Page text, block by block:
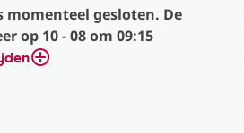
momenteel gesloten. De
op 10 - 08 om 09:15